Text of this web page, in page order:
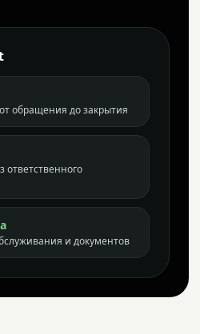
обращения до закрытия
ответственного
и документов